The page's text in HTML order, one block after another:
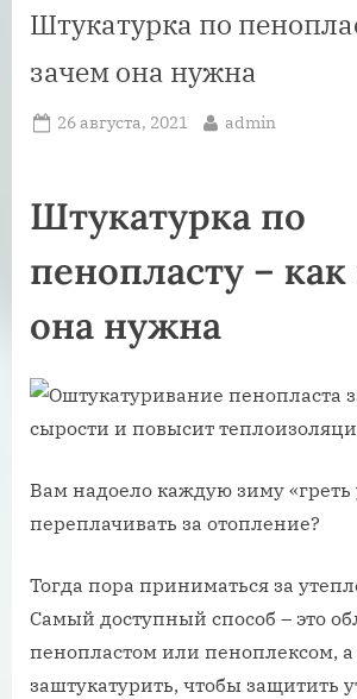
Штукатурка по
зачем она нужна
Posted
26 августа, 2021 By
admin
Штукатурка по
пенопласту –
она нужна
Вам надоело каждую зиму «греть
переплачивать за отопление?
Тогда пора приниматься за
Самый доступный способ – это
пенопластом или пеноплексом, а
заштукатурить, чтобы защитить